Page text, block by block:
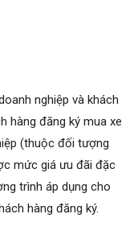
nghiệp và khách
hàng đăng ký mua xe
(thuộc đối tượng
mức giá ưu đãi đặc
trình áp dụng cho
hàng đăng ký.